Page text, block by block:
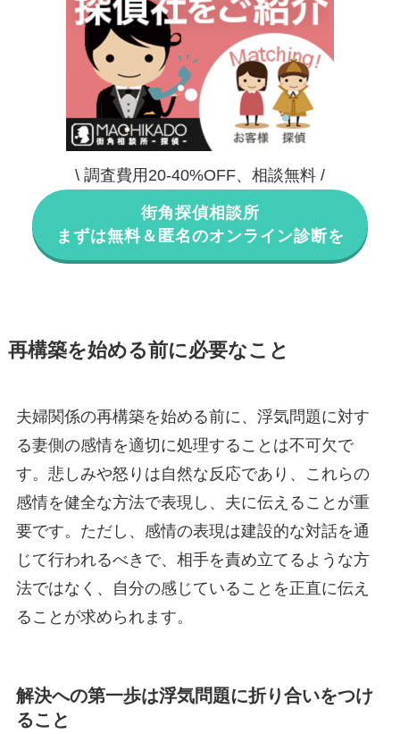
\ 調査費用20-40%OFF、相談無料 /
街角探偵相談所
まずは無料＆匿名のオンライン診断を
再構築を始める前に必要なこと
夫婦関係の再構築を始める前に、浮気問題に対す
る妻側の感情を適切に処理することは不可欠で
す。悲しみや怒りは自然な反応であり、これらの
感情を健全な方法で表現し、夫に伝えることが重
要です。ただし、感情の表現は建設的な対話を通
じて行われるべきで、相手を責め立てるような方
法ではなく、自分の感じていることを正直に伝え
ることが求められます。
解決への第一歩は浮気問題に折り合いをつけ
ること